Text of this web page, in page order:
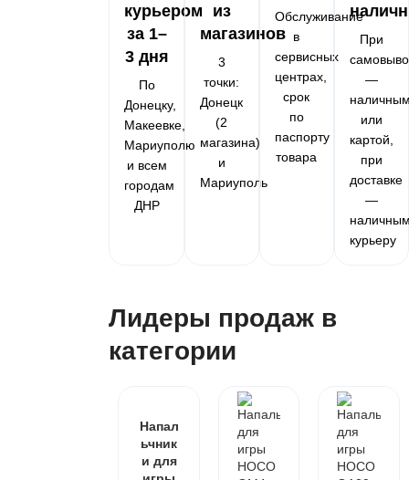
курьером
за 1–
3 дня
По
Донецку,
Макеевке,
Мариуполю
и всем
городам
ДНР
из
магазинов
3
точки:
Донецк
(2
магазина)
и
Мариуполь
Обслуживание
в
сервисных
центрах,
срок
по
паспорту
товара
При
—
или
картой,
при
доставке
—
курьеру
Лидеры продаж в
категории
Напал
ьчник
и для